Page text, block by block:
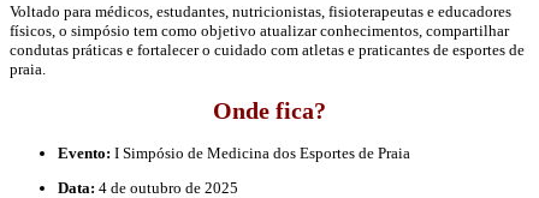
Voltado para médicos, estudantes, nutricionistas, fisioterapeutas e educadores
físicos, o simpósio tem como objetivo atualizar conhecimentos, compartilhar
condutas práticas e fortalecer o cuidado com atletas e praticantes de esportes de
praia.
Onde fica?
Evento: I Simpósio de Medicina dos Esportes de Praia
Data: 4 de outubro de 2025